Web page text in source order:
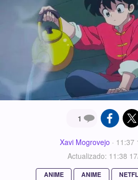
1
Xavi Mogrovejo · 11:37
Actualizado: 11:38
ANIME ANIME